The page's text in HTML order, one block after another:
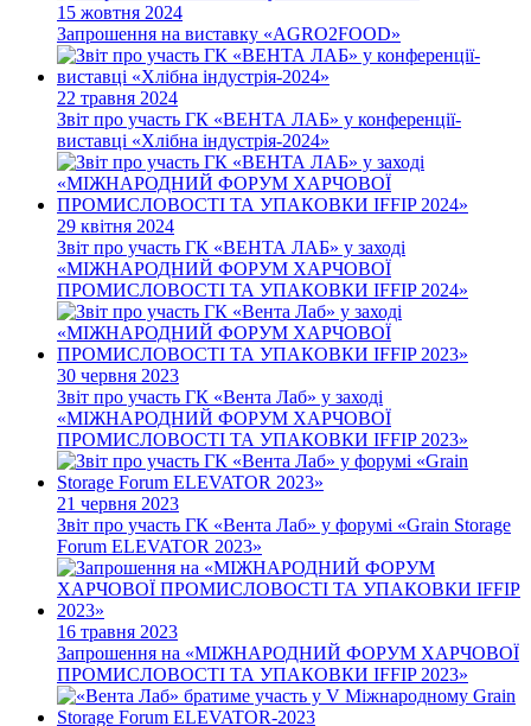
15 жовтня 2024
Запрошення на виставку «AGRO2FOOD»
22 травня 2024
Звіт про участь ГК «ВЕНТА ЛАБ» у конференції-
виставці «Хлібна індустрія-2024»
29 квітня 2024
Звіт про участь ГК «ВЕНТА ЛАБ» у заході
«МІЖНАРОДНИЙ ФОРУМ ХАРЧОВОЇ
ПРОМИСЛОВОСТІ ТА УПАКОВКИ IFFIP 2024»
30 червня 2023
Звіт про участь ГК «Вента Лаб» у заході
«МІЖНАРОДНИЙ ФОРУМ ХАРЧОВОЇ
ПРОМИСЛОВОСТІ ТА УПАКОВКИ IFFIP 2023»
21 червня 2023
Звіт про участь ГК «Вента Лаб» у форумі «Grain Storage
Forum ELEVATOR 2023»
16 травня 2023
Запрошення на «МІЖНАРОДНИЙ ФОРУМ ХАРЧОВОЇ
ПРОМИСЛОВОСТІ ТА УПАКОВКИ IFFIP 2023»